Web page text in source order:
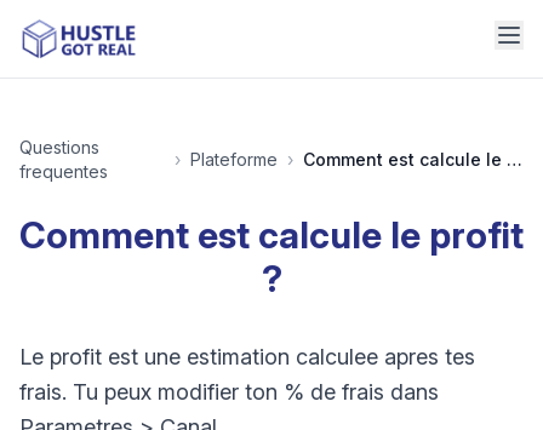
Questions
frequentes
› Plateforme › Comment est calcule le profit ?
Comment est calcule le profit
?
Le profit est une estimation calculee apres tes
frais. Tu peux modifier ton % de frais dans